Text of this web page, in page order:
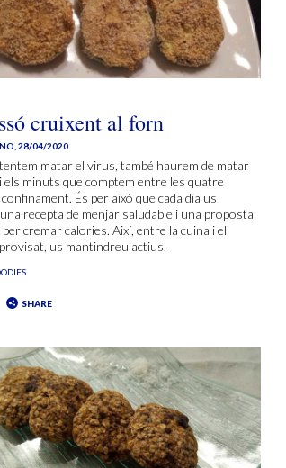
cruixent al forn
28/04/2020
matar el virus, també haurem de matar
els minuts que comptem entre les quatre
És per això que cada dia us
recepta de menjar saludable i una proposta
per cremar calories. Així, entre la cuina i el
us mantindreu actius.
SHARE